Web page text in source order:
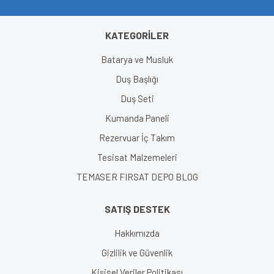
KATEGORİLER
Batarya ve Musluk
Duş Başlığı
Duş Seti
Kumanda Paneli
Rezervuar İç Takım
Tesisat Malzemeleri
TEMASER FIRSAT DEPO BLOG
SATIŞ DESTEK
Hakkımızda
Gizlilik ve Güvenlik